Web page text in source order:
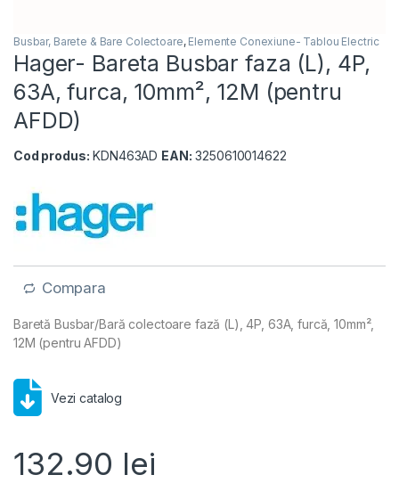
Busbar, Barete & Bare Colectoare, Elemente Conexiune- Tablou Electric
Hager- Bareta Busbar faza (L), 4P,
63A, furca, 10mm², 12M (pentru
AFDD)
Cod produs: KDN463AD EAN: 3250610014622
Compara
Baretă Busbar/Bară colectoare fază (L), 4P, 63A, furcă, 10mm²,
12M (pentru AFDD)
Vezi catalog
132.90 lei